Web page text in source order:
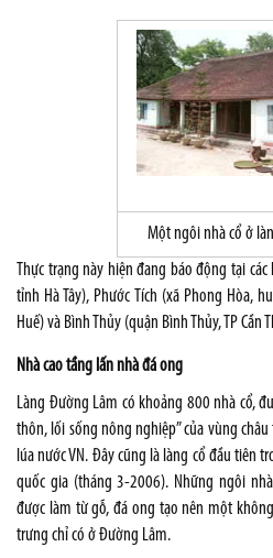
Một ngôi nhà cổ ở
Thực trạng này hiện đang báo động tại
tỉnh Hà Tây), Phước Tích (xã Phong Hòa,
Huế) và Bình Thủy (quận Bình Thủy, TP Cần
Nhà cao tầng lấn nhà đá ong
Làng Đường Lâm có khoảng 800 nhà cổ,
thôn, lối sống nông nghiệp” của vùng
lúa nước VN. Đây cũng là làng cổ đầu tiên
quốc gia (tháng 3-2006). Những ngôi
được làm từ gỗ, đá ong tạo nên một
trưng chỉ có ở Đường Lâm.